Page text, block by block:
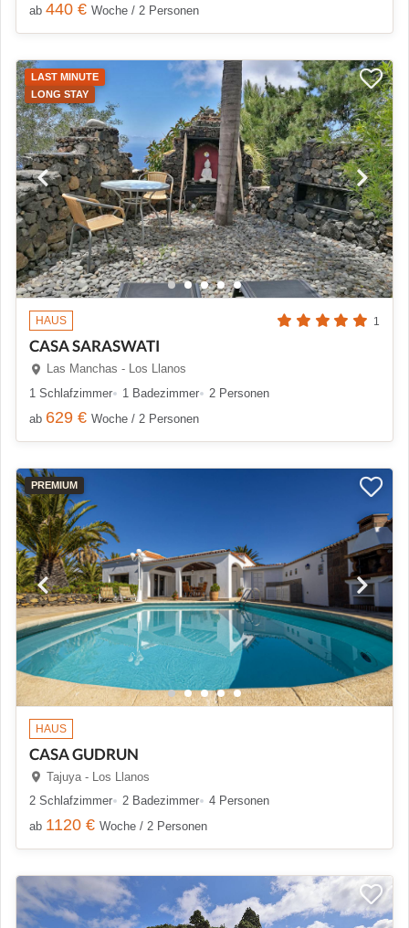
ab 440 € Woche / 2 Personen
LAST MINUTE
LONG STAY
HAUS 1
CASA SARASWATI
Las Manchas - Los Llanos
1 Schlafzimmer
1 Badezimmer
2 Personen
ab 629 € Woche / 2 Personen
PREMIUM
HAUS
CASA GUDRUN
Tajuya - Los Llanos
2 Schlafzimmer
2 Badezimmer
4 Personen
ab 1120 € Woche / 2 Personen